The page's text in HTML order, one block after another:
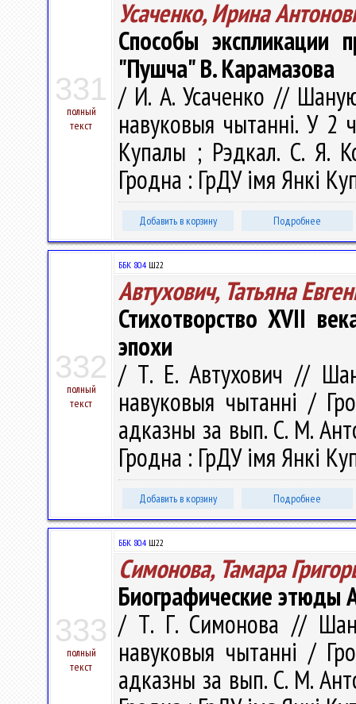
331
полный
текст
Усаченко, Ирина
Способы экспликации
"Пушча" В. Карамазова
/ И. А. Усаченко //
навуковыя чытаннi. У 2
Купалы ; Рэдкал. С. Я.
Гродна : ГрДУ імя Янкі
Добавить в корзину Подробнее
332
полный
текст
ББК 80.4 Ш22
Автухович, Татьяна
Стихотворство XVII
эпохи
/ Т. Е. Автухович //
навуковыя чытаннi /
адказны за вып. С. М.
Гродна : ГрДУ імя Янкі
Добавить в корзину Подробнее
333
полный
текст
ББК 80.4 Ш22
Симонова, Тамара
Биографические этюды
/ Т. Г. Симонова //
навуковыя чытаннi /
адказны за вып. С. М.